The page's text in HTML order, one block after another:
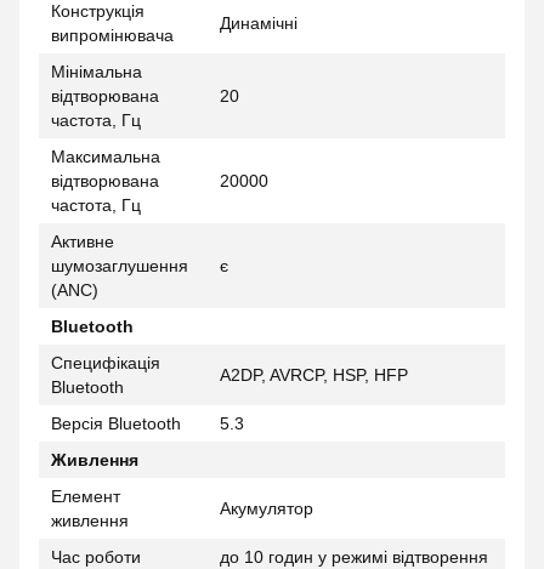
Конструкція
випромінювача
Динамічні
Мінімальна
відтворювана
частота, Гц
20
Максимальна
відтворювана
частота, Гц
20000
Активне
шумозаглушення
(ANC)
є
Bluetooth
Специфікація
Bluetooth
A2DP, AVRCP, HSP, HFP
Версія Bluetooth
5.3
Живлення
Елемент
живлення
Акумулятор
Час роботи
до 10 годин у режимі відтворення